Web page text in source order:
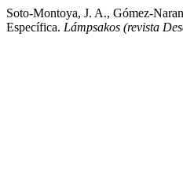
Soto-Montoya, J. A., Gómez-
Específica. Lámpsakos (revista